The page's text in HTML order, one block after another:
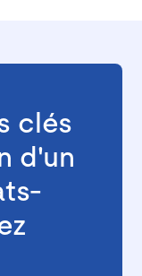
clés
d'un